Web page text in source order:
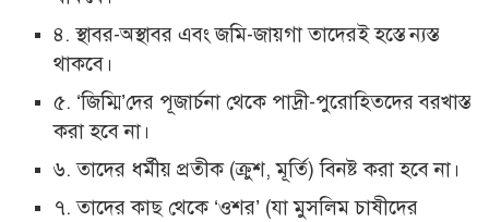
৪. স্থাবর-অস্থাবর এবং জমি-জায়গা তাদেরই হস্তে ন্যস্ত
থাকবে।
৫. ‘জিম্মি’দের পূজার্চনা থেকে পাদ্রী-পুরােহিতদের বরখাস্ত
করা হবে না।
৬. তাদের ধর্মীয় প্রতীক (ক্রুশ, মূর্তি) বিনষ্ট করা হবে না।
৭. তাদের কাছ থেকে ‘ওশর’ (যা মুসলিম চাষীদের